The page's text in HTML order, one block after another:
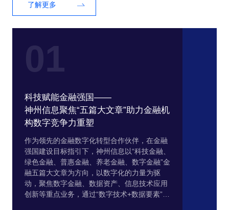
了解更多
01
科技赋能金融强国——
神州信息聚焦“五篇大文章”助力金融机
构数字竞争力重塑
作为领先的金融数字化转型合作伙伴，在金融
强国建设目标指引下，神州信息以“科技金融、
绿色金融、普惠金融、养老金融、数字金融”金
融五篇大文章为方向，以数字化的力量为驱
动，聚焦数字金融、数据资产、信息技术应用
创新等重点业务，通过“数字技术+数据要素”的